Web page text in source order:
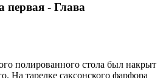
первая - Глава
полированного стола был накрыт
На тарелке саксонского фарфора